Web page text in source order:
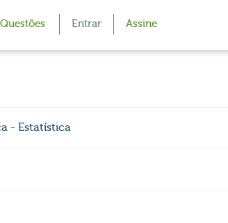
Questões Entrar Assine
- Estatística